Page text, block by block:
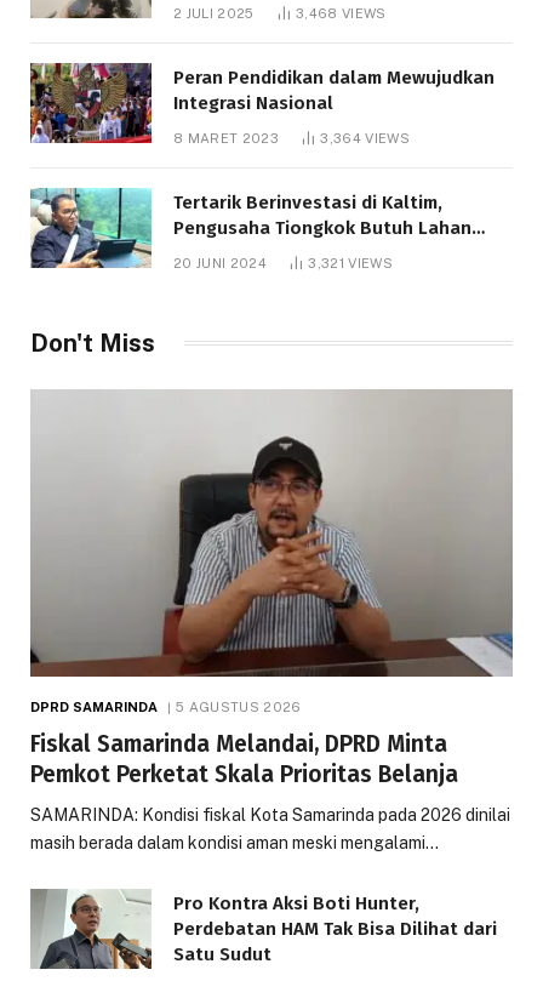
2 JULI 2025 3,468 VIEWS
Peran Pendidikan dalam Mewujudkan
Integrasi Nasional
8 MARET 2023 3,364VIEWS
Tertarik Berinvestasi di Kaltim,
Pengusaha Tiongkok Butuh Lahan
1.000 Hektare
20 JUNI 2024 3,321VIEWS
Don't Miss
DPRD SAMARINDA 5 AGUSTUS 2026
Fiskal Samarinda Melandai, DPRD Minta
Pemkot Perketat Skala Prioritas Belanja
SAMARINDA: Kondisi fiskal Kota Samarinda pada 2026 dinilai
masih berada dalam kondisi aman meski mengalami…
Pro Kontra Aksi Boti Hunter,
Perdebatan HAM Tak Bisa Dilihat dari
Satu Sudut